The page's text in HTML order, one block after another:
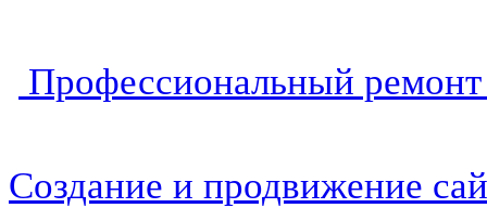
Профессиональный ремонт
Создание и продвижение